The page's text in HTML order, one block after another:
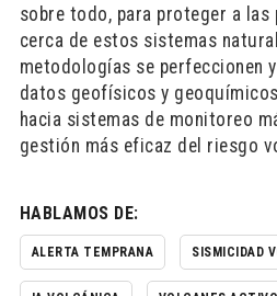
sobre todo, para proteger a las
cerca de estos sistemas
metodologías se perfeccionen
datos geofísicos y
hacia sistemas de monitoreo
gestión más eficaz del riesgo
HABLAMOS DE:
ALERTA TEMPRANA SISMICIDAD